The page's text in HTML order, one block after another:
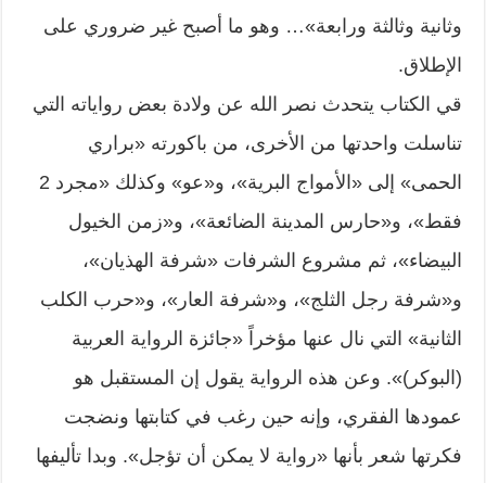
وثانية وثالثة ورابعة»… وهو ما أصبح غير ضروري على
الإطلاق.
قي الكتاب يتحدث نصر الله عن ولادة بعض رواياته التي
تناسلت واحدتها من الأخرى، من باكورته «براري
الحمى» إلى «الأمواج البرية»، و«عو» وكذلك «مجرد 2
فقط»، و«حارس المدينة الضائعة»، و«زمن الخيول
البيضاء»، ثم مشروع الشرفات «شرفة الهذيان»،
و«شرفة رجل الثلج»، و«شرفة العار»، و«حرب الكلب
الثانية» التي نال عنها مؤخراً «جائزة الرواية العربية
(البوكر)». وعن هذه الرواية يقول إن المستقبل هو
عمودها الفقري، وإنه حين رغب في كتابتها ونضجت
فكرتها شعر بأنها «رواية لا يمكن أن تؤجل». وبدا تأليفها